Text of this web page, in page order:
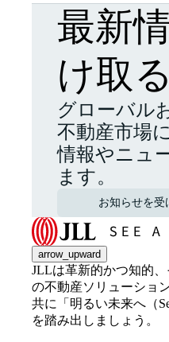
最新
け取る
グローバル
不動産市場
情報やニュ
ます。
お知らせを受
arrow_upward
JLLは革新的かつ知的
の不動産ソリューショ
共に「明るい未来へ（
を踏み出しましょう。